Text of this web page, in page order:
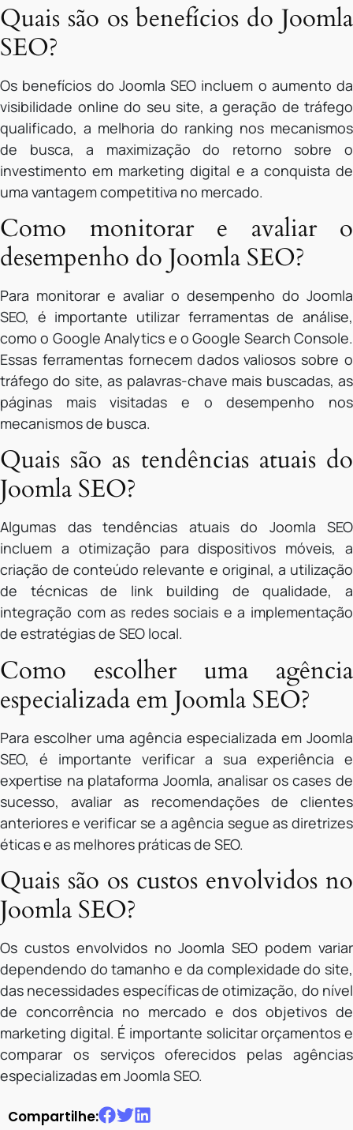
Quais são os benefícios do Joomla
SEO?
Os benefícios do Joomla SEO incluem o aumento da
visibilidade online do seu site, a geração de tráfego
qualificado, a melhoria do ranking nos mecanismos
de busca, a maximização do retorno sobre o
investimento em marketing digital e a conquista de
uma vantagem competitiva no mercado.
Como monitorar e avaliar o
desempenho do Joomla SEO?
Para monitorar e avaliar o desempenho do Joomla
SEO, é importante utilizar ferramentas de análise,
como o Google Analytics e o Google Search Console.
Essas ferramentas fornecem dados valiosos sobre o
tráfego do site, as palavras-chave mais buscadas, as
páginas mais visitadas e o desempenho nos
mecanismos de busca.
Quais são as tendências atuais do
Joomla SEO?
Algumas das tendências atuais do Joomla SEO
incluem a otimização para dispositivos móveis, a
criação de conteúdo relevante e original, a utilização
de técnicas de link building de qualidade, a
integração com as redes sociais e a implementação
de estratégias de SEO local.
Como escolher uma agência
especializada em Joomla SEO?
Para escolher uma agência especializada em Joomla
SEO, é importante verificar a sua experiência e
expertise na plataforma Joomla, analisar os cases de
sucesso, avaliar as recomendações de clientes
anteriores e verificar se a agência segue as diretrizes
éticas e as melhores práticas de SEO.
Quais são os custos envolvidos no
Joomla SEO?
Os custos envolvidos no Joomla SEO podem variar
dependendo do tamanho e da complexidade do site,
das necessidades específicas de otimização, do nível
de concorrência no mercado e dos objetivos de
marketing digital. É importante solicitar orçamentos e
comparar os serviços oferecidos pelas agências
especializadas em Joomla SEO.
Compartilhe: